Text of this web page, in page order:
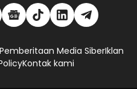
Media SiberIklan
Kontak kami